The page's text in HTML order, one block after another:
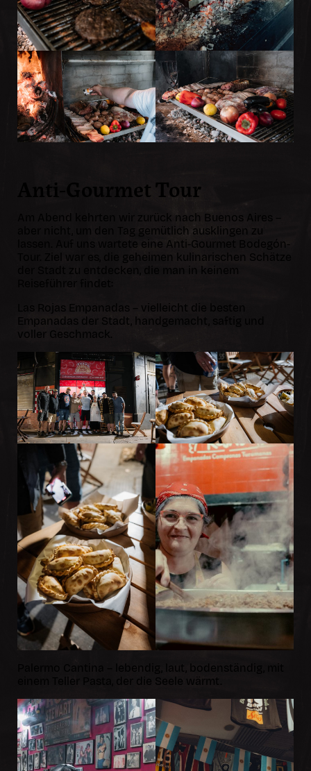
Anti-Gourmet Tour
Am Abend kehrten wir zurück nach Buenos Aires –
aber nicht, um den Tag gemütlich ausklingen zu
lassen. Auf uns wartete eine Anti-Gourmet Bodegón-
Tour. Ziel war es, die geheimen kulinarischen Schätze
der Stadt zu entdecken, die man in keinem
Reiseführer findet:
Las Rojas Empanadas – vielleicht die besten
Empanadas der Stadt, handgemacht, saftig und
voller Geschmack.
Palermo Cantina – lebendig, laut, bodenständig, mit
einem Teller Pasta, der die Seele wärmt.